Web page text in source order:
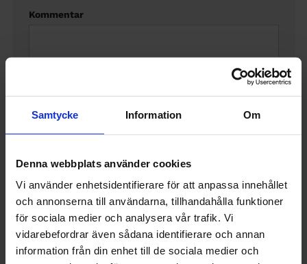
Samtycke Information Om
Denna webbplats använder cookies
Vi använder enhetsidentifierare för att anpassa innehållet
och annonserna till användarna, tillhandahålla funktioner
för sociala medier och analysera vår trafik. Vi
vidarebefordrar även sådana identifierare och annan
information från din enhet till de sociala medier och
Kommentar
Email(Visas inte offentligt)
Skriv en mejladress där vi kan nå dig. Om du är medlem,